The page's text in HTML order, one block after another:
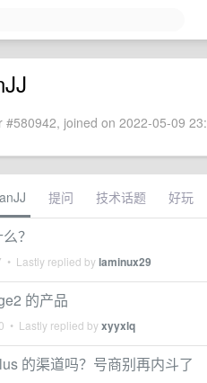
#580942, joined on 2022-05-09
提问 技术话题 好玩
？
• Lastly replied bylaminux29
的产品
• Lastly replied byxyyxlq
的渠道吗？号商别再内斗了